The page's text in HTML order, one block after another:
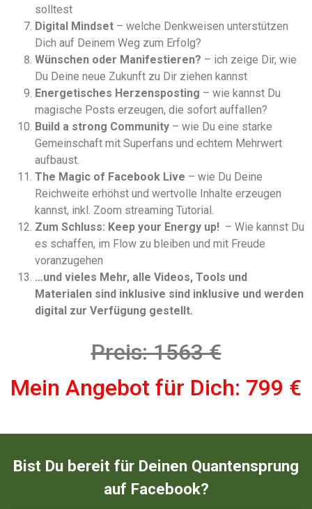
solltest
Digital Mindset – welche Denkweisen unterstützen
Dich auf Deinem Weg zum Erfolg?
Wünschen oder Manifestieren? – ich zeige Dir, wie
Du Deine neue Zukunft zu Dir ziehen kannst
Energetisches Herzensposting – wie kannst Du
magische Posts erzeugen, die sofort auffallen?
Build a strong Community – wie Du eine starke
Gemeinschaft mit Superfans und echtem Mehrwert
aufbaust.
The Magic of Facebook Live – wie Du Deine
Reichweite erhöhst und wertvolle Inhalte erzeugen
kannst, inkl. Zoom streaming Tutorial.
Zum Schluss: Keep your Energy up! – Wie kannst Du
es schaffen, im Flow zu bleiben und mit Freude
voranzugehen
…und vieles Mehr, alle Videos, Tools und
Materialen sind inklusive sind inklusive und werden
digital zur Verfügung gestellt.
Preis: 1563 €
Mein Angebot für Dich: 799 €
Bist Du bereit für Deinen Quantensprung
auf Facebook?